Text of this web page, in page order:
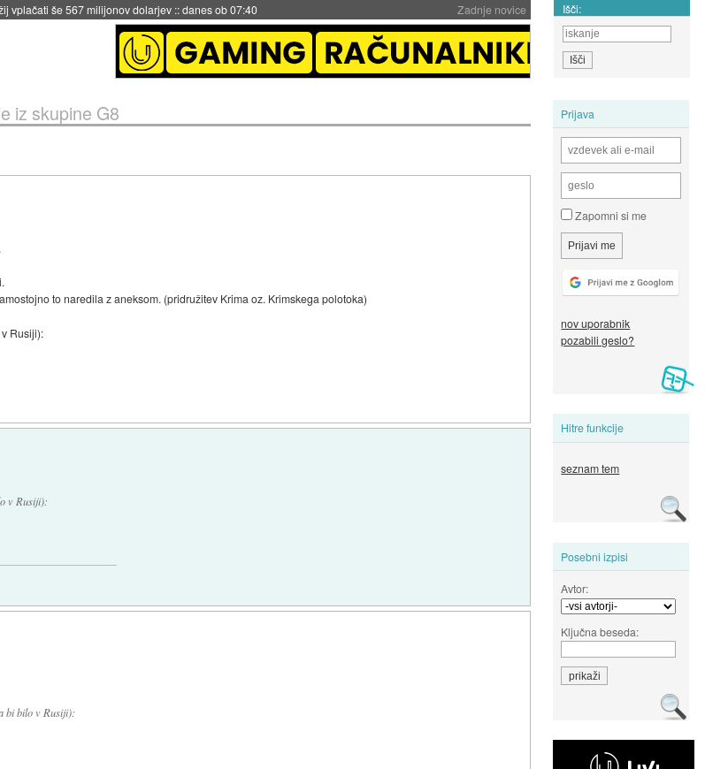
Zadnje novice
ob 21:37 Išči:
Prijava
Zapomni si me
nov uporabnik
pozabili geslo?
Hitre funkcije
seznam tem
Posebni izpisi
Avtor:
Ključna beseda:
iz skupine G8
to naredila z aneksom. (pridružitev Krima oz. Krimskega polotoka)
Rusiji):
v Rusiji):
bi bilo v Rusiji):